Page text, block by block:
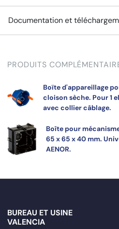
Documentation et
PRODUITS
Boïte d'appareillage
cloison sèche. Pour 1
avec collier câblage.
Boîte pour
65 x 65 x 40 mm.
AENOR.
BUREAU ET USINE
VALENCIA